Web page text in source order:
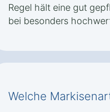
Regel hält eine gut
bei besonders
Welche